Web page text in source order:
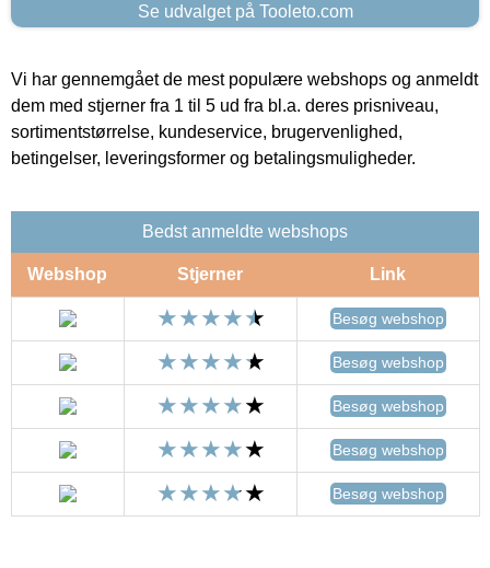
Se udvalget på Tooleto.com
Vi har gennemgået de mest populære webshops og anmeldt
dem med stjerner fra 1 til 5 ud fra bl.a. deres prisniveau,
sortimentstørrelse, kundeservice, brugervenlighed,
betingelser, leveringsformer og betalingsmuligheder.
Bedst anmeldte webshops
Webshop Stjerner Link
Besøg webshop
Besøg webshop
Besøg webshop
Besøg webshop
Besøg webshop